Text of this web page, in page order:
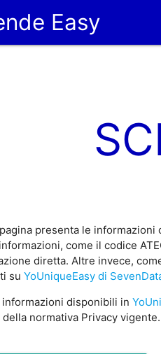
Easy
presenta le informazioni
come il codice
diretta. Altre invece,
su YoUniqueEasy di
disponibili in
normativa Privacy vigente.